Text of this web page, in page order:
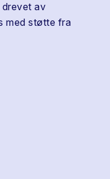
drevet av
med støtte fra